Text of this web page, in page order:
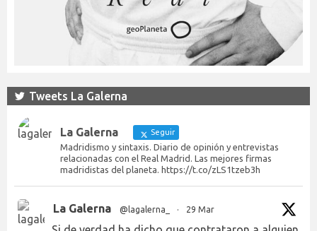
Tweets La Galerna
La Galerna Seguir
Madridismo y sintaxis. Diario de opinión y entrevistas
relacionadas con el Real Madrid. Las mejores firmas
madridistas del planeta. https://t.co/zLS1tzeb3h
La Galerna @lagalerna_ · 29 Mar